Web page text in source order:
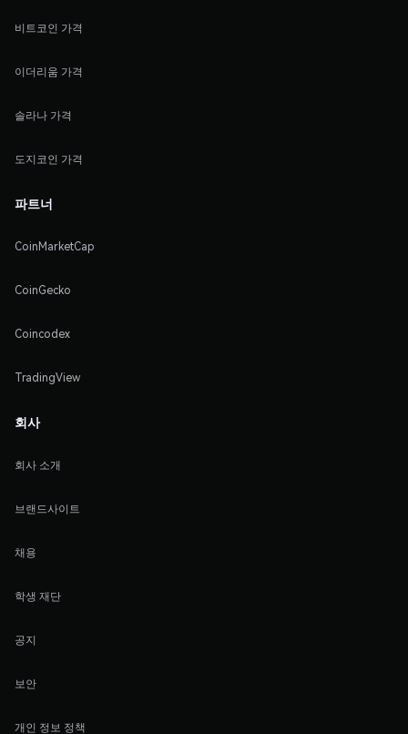
비트코인 가격
이더리움 가격
솔라나 가격
도지코인 가격
파트너
CoinMarketCap
CoinGecko
Coincodex
TradingView
회사
회사 소개
브랜드사이트
채용
학생 재단
공지
보안
개인 정보 정책